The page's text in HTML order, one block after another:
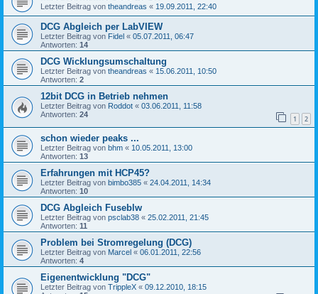
Letzter Beitrag von theandreas « 19.09.2011, 22:40
DCG Abgleich per LabVIEW
Letzter Beitrag von Fidel « 05.07.2011, 06:47
Antworten: 14
DCG Wicklungsumschaltung
Letzter Beitrag von theandreas « 15.06.2011, 10:50
Antworten: 2
12bit DCG in Betrieb nehmen
Letzter Beitrag von Roddot « 03.06.2011, 11:58
Antworten: 24 1 2
schon wieder peaks ...
Letzter Beitrag von bhm « 10.05.2011, 13:00
Antworten: 13
Erfahrungen mit HCP45?
Letzter Beitrag von bimbo385 « 24.04.2011, 14:34
Antworten: 10
DCG Abgleich Fuseblw
Letzter Beitrag von psclab38 « 25.02.2011, 21:45
Antworten: 11
Problem bei Stromregelung (DCG)
Letzter Beitrag von Marcel « 06.01.2011, 22:56
Antworten: 4
Eigenentwicklung "DCG"
Letzter Beitrag von TrippleX « 09.12.2010, 18:15